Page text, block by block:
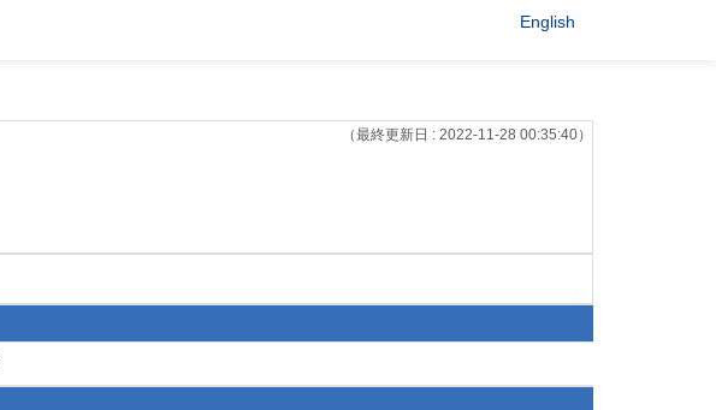
English
（最終更新日 : 2022-11-28 00:35:40）